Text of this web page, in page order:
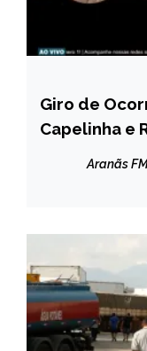
CAPELINHA
MINAS
Giro de
Capelinha e
Aranãs